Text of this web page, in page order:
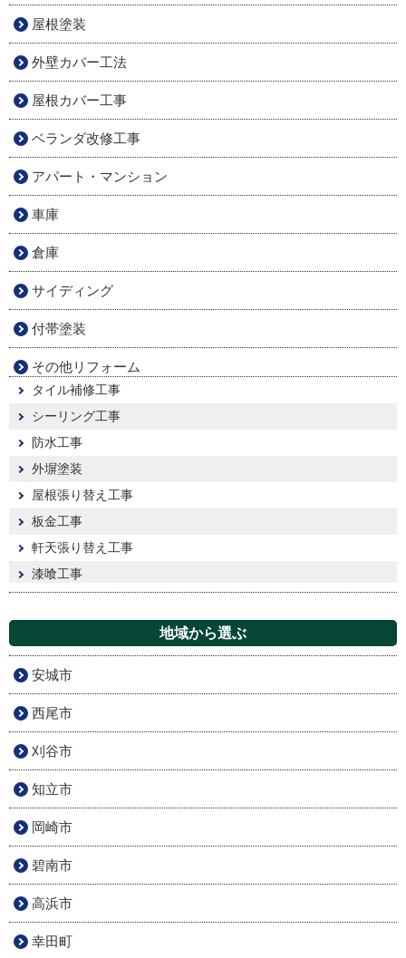
屋根塗装
外壁カバー工法
屋根カバー工事
ベランダ改修工事
アパート・マンション
車庫
倉庫
サイディング
付帯塗装
その他リフォーム
タイル補修工事
シーリング工事
防水工事
外塀塗装
屋根張り替え工事
板金工事
軒天張り替え工事
漆喰工事
地域から選ぶ
安城市
西尾市
刈谷市
知立市
岡崎市
碧南市
高浜市
幸田町